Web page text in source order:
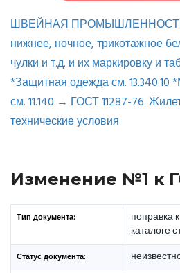
ШВЕЙНАЯ
нижнее, ночное, трикотажное
чулки и т.д. и их маркировку и
*Защитная одежда см. 13.340.10
см. 11.140 → ГОСТ 11287-76.
технические условия
Изменение №1 к
Тип документа:
поправка
каталоге
Статус документа: